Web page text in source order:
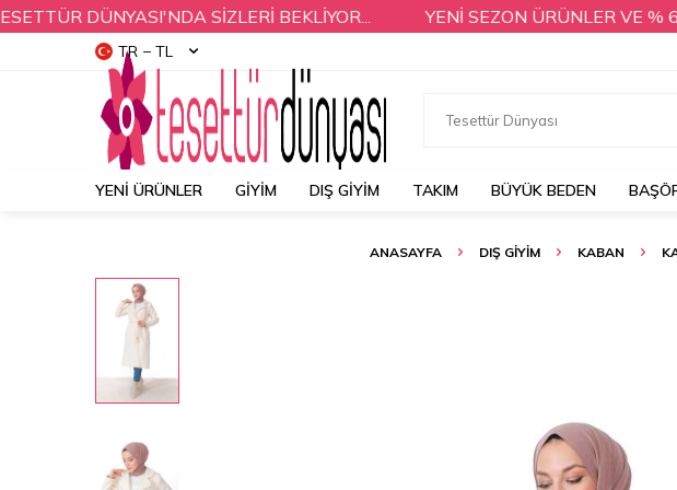
DÜNYASI'NDA SİZLERİ BEKLİYOR... YENİ SEZON ÜRÜNLER VE %
TR − TL
YENI ÜRÜNLER GİYİM DIŞ GİYİM TAKIM BÜYÜK BEDEN
ANASAYFA DIŞ GİYİM KABAN